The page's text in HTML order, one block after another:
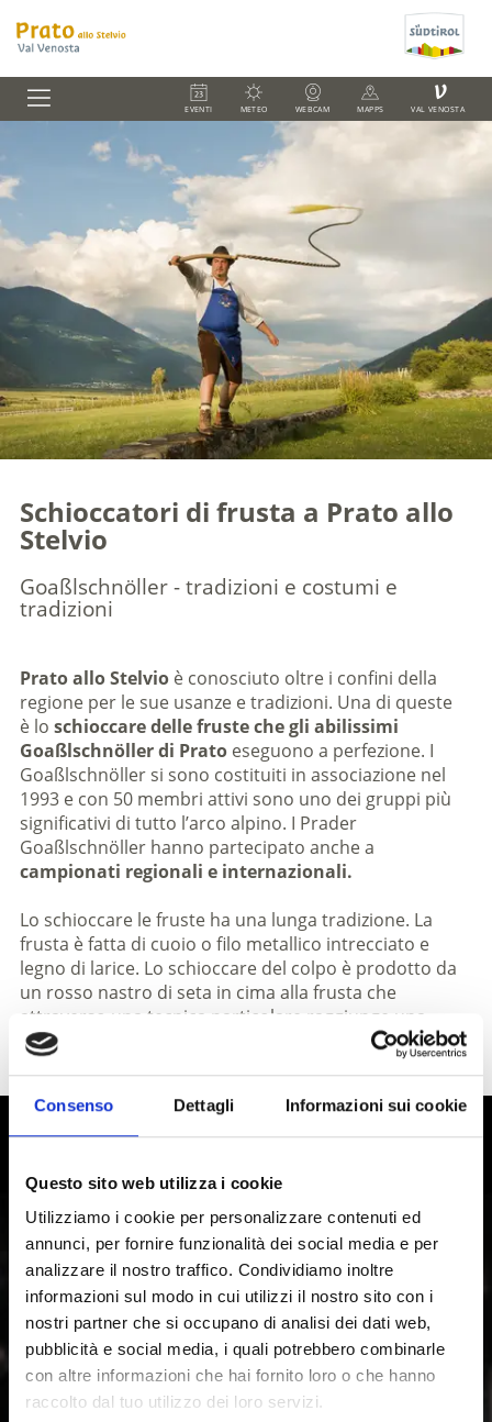
Consenso Dettagli Informazioni sui cookie
Questo sito web utilizza i cookie
Utilizziamo i cookie per personalizzare contenuti ed
annunci, per fornire funzionalità dei social media e per
analizzare il nostro traffico. Condividiamo inoltre
informazioni sul modo in cui utilizzi il nostro sito con i
nostri partner che si occupano di analisi dei dati web,
pubblicità e social media, i quali potrebbero combinarle
con altre informazioni che hai fornito loro o che hanno
raccolto dal tuo utilizzo dei loro servizi.
EVENTI METEO WEBCAM MAPPS
V
VAL VENOSTA
Schioccatori di frusta a Prato allo
Stelvio
Goaßlschnöller - tradizioni e costumi e
tradizioni
Prato allo Stelvioè conosciuto oltre i confini della
regione per le sue usanze e tradizioni. Una di queste
è lo schioccare delle fruste che gli abilissimi
Goaßlschnöller di Prato eseguono a perfezione. I
Goaßlschnöller si sono costituiti in associazione nel
1993 e con 50 membri attivi sono uno dei gruppi più
significativi di tutto l’arco alpino. I Prader
Goaßlschnöller hanno partecipato anche a
campionati regionali e internazionali.
Lo schioccare le fruste ha una lunga tradizione. La
frusta è fatta di cuoio o filo metallico intrecciato e
legno di larice. Lo schioccare del colpo è prodotto da
un rosso nastro di seta in cima alla frusta che
attraverso una tecnica particolare raggiunge una
velocità superiore a quella del suono, e quindi
schiocca.
Vivere la storia e la cultura in Val
Venosta
La regione culturale della Val Venosta, in Alto Adige, è
caratterizzata da usanze da vivere, tradizioni e
modernità: dalla Via romanica delle Alpi, fino
all'architettura contemporanea, l'arte, il teatro e la
musica.